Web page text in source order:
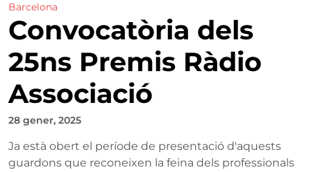
Barcelona
Convocatòria dels
25ns Premis Ràdio
Associació
28 gener, 2025
Ja està obert el període de presentació d'aquests
guardons que reconeixen la feina dels professionals